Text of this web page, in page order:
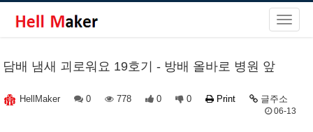
담배 냄새 괴로워요 19호기 - 방배 올바로 병원 앞
HellMaker 0 778 0 0 Print 글주소
06-13